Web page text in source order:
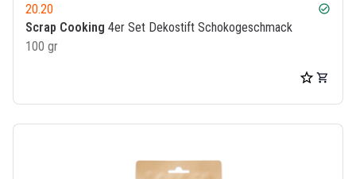
20.20 check_circle
Scrap Cooking 4er Set Dekostift Schokogeschmack
100 gr